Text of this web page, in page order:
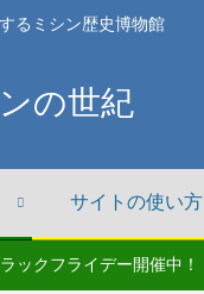
るミシン歴史博物館
の世紀
サイトの使い方
ックフライデー開催中！